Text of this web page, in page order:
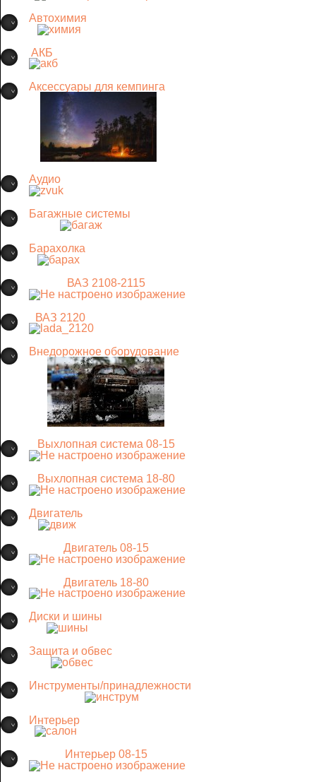
Автохимия
АКБ
Аксессуары для кемпинга
Аудио
Багажные системы
Барахолка
ВАЗ 2108-2115
ВАЗ 2120
Внедорожное оборудование
Выхлопная система 08-15
Выхлопная система 18-80
Двигатель
Двигатель 08-15
Двигатель 18-80
Диски и шины
Защита и обвес
Инструменты/принадлежности
Интерьер
Интерьер 08-15